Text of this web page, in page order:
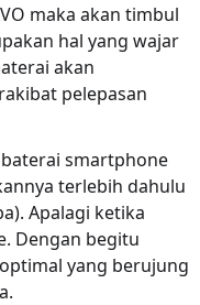
maka akan timbul
hal yang wajar
akan
pelepasan
smartphone
terlebih dahulu
Apalagi ketika
Dengan begitu
yang berujung